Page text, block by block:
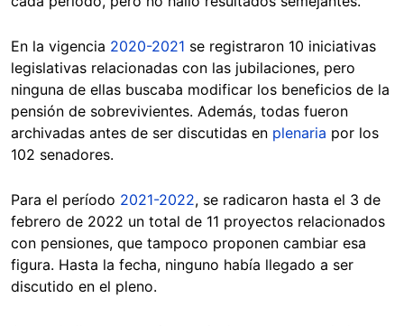
En la vigencia 2020-2021 se registraron 10 iniciativas
legislativas relacionadas con las jubilaciones, pero
ninguna de ellas buscaba modificar los beneficios de la
pensión de sobrevivientes. Además, todas fueron
archivadas antes de ser discutidas en plenaria por los
102 senadores.
Para el período 2021-2022, se radicaron hasta el 3 de
febrero de 2022 un total de 11 proyectos relacionados
con pensiones, que tampoco proponen cambiar esa
figura. Hasta la fecha, ninguno había llegado a ser
discutido en el pleno.